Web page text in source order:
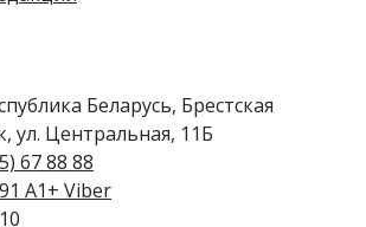
Беларусь, Брестская
ул. Центральная, 11Б
67 88 88
A1+ Viber